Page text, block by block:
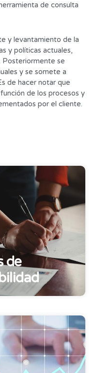
de consulta
y levantamiento de la
y políticas actuales,
Posteriormente se
y se somete a
de hacer notar que
de los procesos y
por el cliente.
de